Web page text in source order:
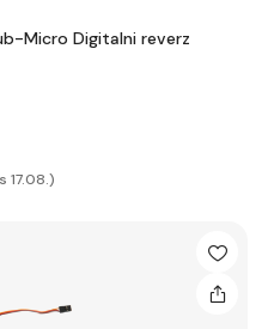
Micro Digitalni reverz
17.08.)